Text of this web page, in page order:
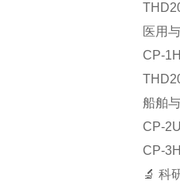
医用
‌CP-
船舶
‌CP-
‌CP-
🔬 科